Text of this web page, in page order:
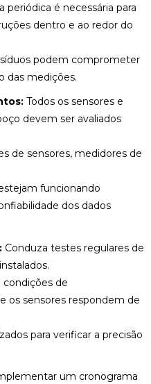
periódica é necessária para
dentro e ao redor do
podem comprometer
das medições.
Todos os sensores e
devem ser avaliados
de sensores, medidores de
funcionando
dos dados
Conduza testes regulares de
condições de
os sensores respondem de
para verificar a precisão
um cronograma